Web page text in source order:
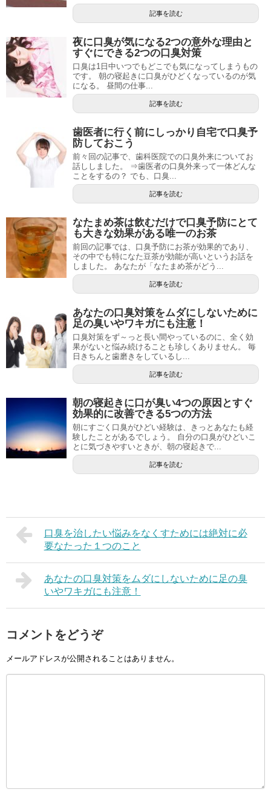
記事を読む
夜に口臭が気になる2つの意外な理由と
すぐにできる2つの口臭対策
口臭は1日中いつでもどこでも気になってしまうもの
です。 朝の寝起きに口臭がひどくなっているのが気
になる。 昼間の仕事...
記事を読む
歯医者に行く前にしっかり自宅で口臭予
防しておこう
前々回の記事で、歯科医院での口臭外来についてお
話ししました。 ⇒歯医者の口臭外来って一体どんな
ことをするの？ でも、口臭...
記事を読む
なたまめ茶は飲むだけで口臭予防にとて
も大きな効果がある唯一のお茶
前回の記事では、口臭予防にお茶が効果的であり、
その中でも特になた豆茶が効能が高いというお話を
しました。 あなたが「なたまめ茶がどう...
記事を読む
あなたの口臭対策をムダにしないために
足の臭いやワキガにも注意！
口臭対策をず～っと長い間やっているのに、全く効
果がないと悩み続けることも珍しくありません。 毎
日きちんと歯磨きをしているし...
記事を読む
朝の寝起きに口が臭い4つの原因とすぐ
効果的に改善できる5つの方法
朝にすごく口臭がひどい経験は、きっとあなたも経
験したことがあるでしょう。 自分の口臭がひどいこ
とに気づきやすいときが、朝の寝起きで...
記事を読む
口臭を治したい悩みをなくすためには絶対に必
要なたった１つのこと
あなたの口臭対策をムダにしないために足の臭
いやワキガにも注意！
コメントをどうぞ
メールアドレスが公開されることはありません。